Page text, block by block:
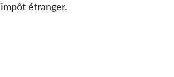
étranger.